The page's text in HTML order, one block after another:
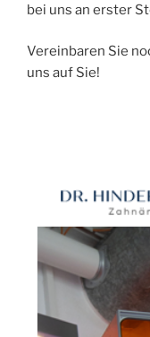
bei uns an erster
Vereinbaren Sie
uns auf Sie!